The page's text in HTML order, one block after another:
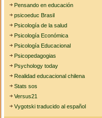
Pensando en educación
psicoeduc Brasil
Psicología de la salud
Psicología Económica
Psicología Educacional
Psicopedagogias
Psychology today
Realidad educacional chilena
Stats sos
Versus21
Vygotski traducido al español